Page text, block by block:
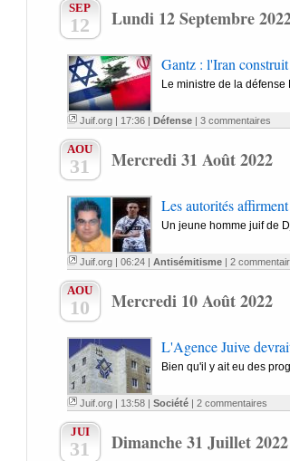
SEP
12 Lundi 12 Septembre
Gantz : l'Iran
Le ministre de la
Juif.org| 17:36 | Défense| 3 commentaires
AOU
31 Mercredi 31 Août 2022
Les autorités
Un jeune homme juif de
Juif.org| 06:24 | Antisémitisme| 2
AOU
10 Mercredi 10 Août 2022
L'Agence Juive
Bien qu'il y ait eu des
Juif.org| 13:58 | Société| 2 commentaires
JUI
31 Dimanche 31 Juillet 2022